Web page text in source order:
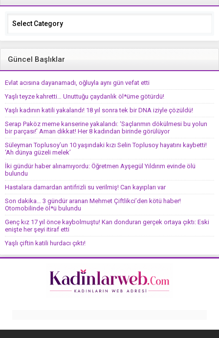
Categories
Güncel Başlıklar
Evlat acısına dayanamadı, oğluyla aynı gün vefat etti
Yaşlı teyze kahretti… Unuttuğu çaydanlık öl*üme götürdü!
Yaşlı kadının katili yakalandı! 18 yıl sonra tek bir DNA iziyle çözüldü!
Serap Paköz meme kanserine yakalandı: ‘Saçlarımın dökülmesi bu yolun
bir parçası!’ Aman dikkat! Her 8 kadından birinde görülüyor
Süleyman Toplusoy’un 10 yaşındaki kızı Selin Toplusoy hayatını kaybetti!
‘Ah dünya güzeli melek’
İki gündür haber alınamıyordu: Öğretmen Ayşegül Yıldırım evinde ölü
bulundu
Hastalara damardan antifrizli su verilmiş! Can kayıpları var
Son dakika… 3 gündür aranan Mehmet Çiftlikci’den kötü haber!
Otomobilinde öl*ü bulundu
Genç kız 17 yıl önce kaybolmuştu! Kan donduran gerçek ortaya çıktı: Eski
enişte her şeyi itiraf etti
Yaşlı çiftin katili hurdacı çıktı!